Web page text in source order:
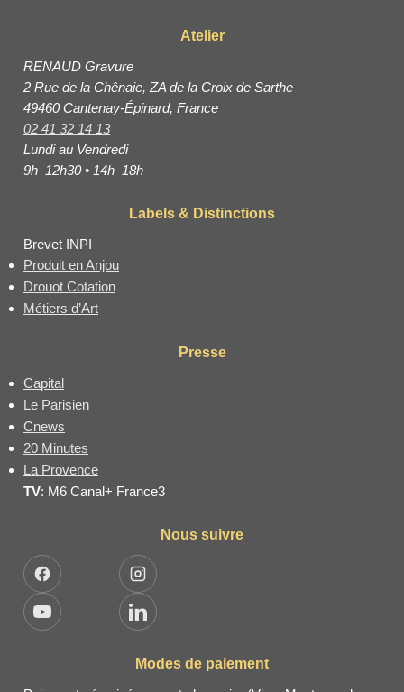
Atelier
RENAUD Gravure
2 Rue de la Chênaie, ZA de la Croix de Sarthe
49460 Cantenay-Épinard, France
02 41 32 14 13
Lundi au Vendredi
9h–12h30 • 14h–18h
Labels & Distinctions
Brevet INPI
Produit en Anjou
Drouot Cotation
Métiers d’Art
Presse
Capital
Le Parisien
Cnews
20 Minutes
La Provence
TV: M6 Canal+ France3
Nous suivre
Facebook Instagram
YouTube LinkedIn
Modes de paiement